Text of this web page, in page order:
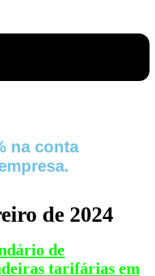
na conta
de 2024
de
tarifárias em